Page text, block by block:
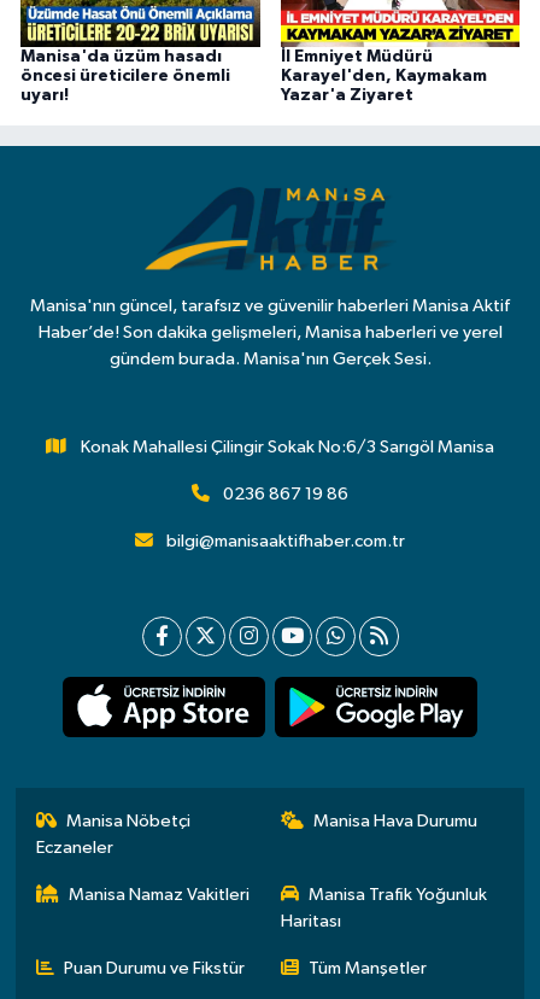
Manisa'da üzüm hasadı
öncesi üreticilere önemli
uyarı!
İl Emniyet Müdürü
Karayel'den, Kaymakam
Yazar'a Ziyaret
Manisa'nın güncel, tarafsız ve güvenilir haberleri Manisa Aktif
Haber’de! Son dakika gelişmeleri, Manisa haberleri ve yerel
gündem burada. Manisa'nın Gerçek Sesi.
Konak Mahallesi Çilingir Sokak No:6/3 Sarıgöl Manisa
0236 867 19 86
bilgi@manisaaktifhaber.com.tr
Manisa Nöbetçi
Eczaneler
Manisa Hava Durumu
Manisa Namaz Vakitleri
Manisa Trafik Yoğunluk
Haritası
Puan Durumu ve Fikstür Tüm Manşetler